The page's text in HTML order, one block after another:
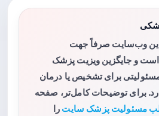
این وب‌سایت صرفاً جهت
و جایگزین ویزیت پزشک
برای تشخیص یا درمان
برای توضیحات کامل‌تر، صفحه
مسئولیت پزشک سایت را